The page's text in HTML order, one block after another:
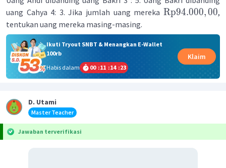
uang Cahya 4: 3. Jika jumlah uang mereka Rp94.000,00,
tentukan uang mereka masing-masing.
Ikuti Tryout SNBT & Menangkan E-Wallet
100rb
Habis dalam
00 :11 :14 :23
Klaim
D. Utami
Master Teacher
Jawaban terverifikasi